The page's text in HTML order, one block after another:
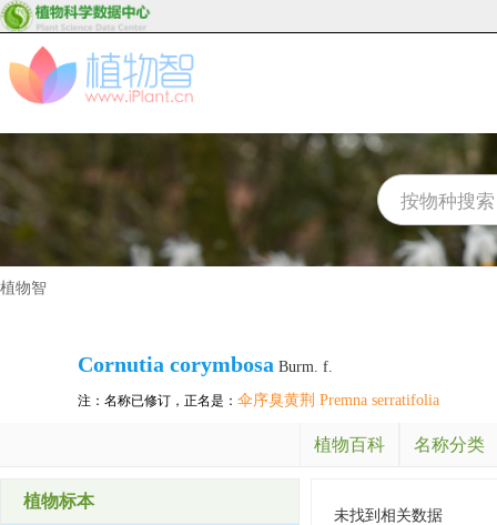
植物智
Cornutia corymbosa Burm. f.
注：名称已修订，正名是： 伞序臭黄荆 Premna serratifolia
植物百科 名称分类
植物标本
未找到相关数据